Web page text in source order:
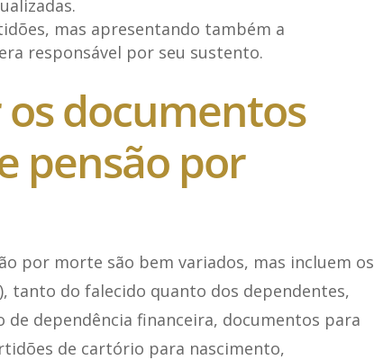
mas apresentando também a
responsável por seu sustento.
documentos
pensão por
por morte são bem variados, mas incluem os
tanto do falecido quanto dos dependentes,
dependência financeira, documentos para
de cartório para nascimento,